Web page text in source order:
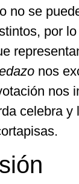
no se
por
nos
nos
celebra y